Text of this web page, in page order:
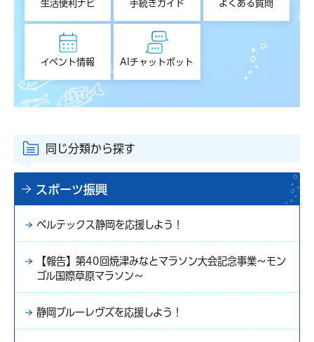
生活便利ナビ 手続きガイド よくある質問
イベント情報 AIチャットボット
同じ分類から探す
スポーツ振興
ベルテックス静岡を応援しよう！
【報告】第40回焼津みなとマラソン大会記念事業～モン
ゴル国際草原マラソン～
静岡ブルーレヴズを応援しよう！